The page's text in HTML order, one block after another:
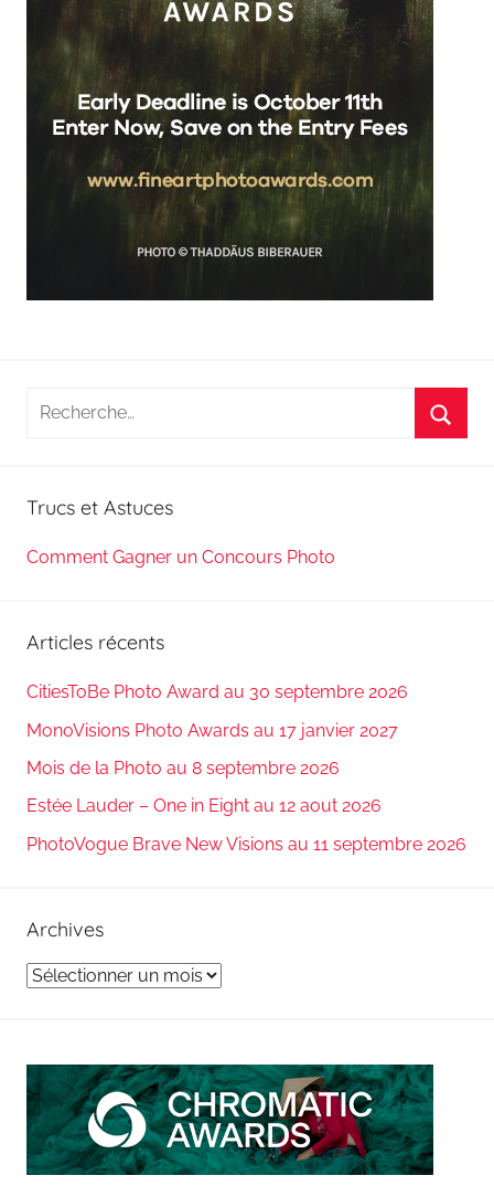
Recherche
Trucs et Astuces
Comment Gagner un Concours Photo
Articles récents
CitiesToBe Photo Award au 30 septembre 2026
MonoVisions Photo Awards au 17 janvier 2027
Mois de la Photo au 8 septembre 2026
Estée Lauder – One in Eight au 12 aout 2026
PhotoVogue Brave New Visions au 11 septembre 2026
Archives
Archives